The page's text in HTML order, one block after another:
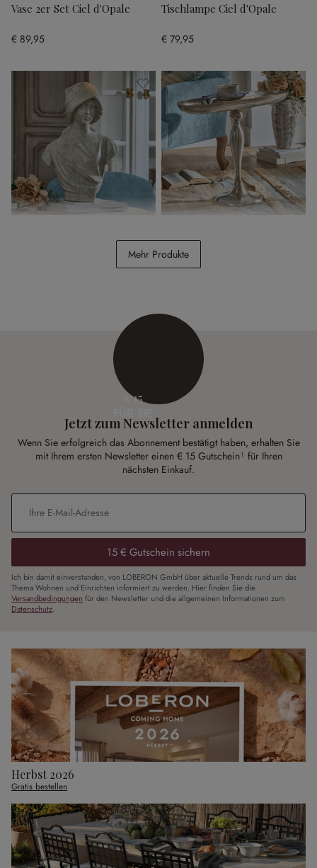
Vase 2er Set Ciel d'Opale
€ 89,95
Tischlampe Ciel d'Opale
€ 79,95
€ 148,00
Mehr Produkte
€ 15
Jetzt zum Newsletter anmelden
Wenn Sie erfolgreich das Abonnement bestätigt haben, erhalten Sie
mit Ihrem ersten Newsletter einen € 15 Gutschein¹ für Ihren
nächsten Einkauf.
E-Mail-Adresse
15 € Gutschein sichern
Ich bin damit einverstanden, von LOBERON GmbH über aktuelle Trends rund um das
Thema Wohnen und Einrichten informiert zu werden. Hier finden Sie die
Versandbedingungen für den Newsletter und die allgemeinen Informationen zum
Datenschutz.
Herbst 2026
Gratis bestellen